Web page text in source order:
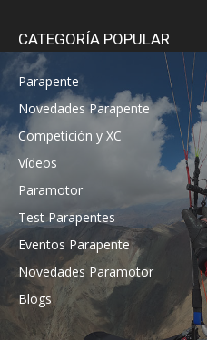
CATEGORÍA POPULAR
Parapente
Novedades Parapente
Competición y XC
Vídeos
Paramotor
Test Parapentes
Eventos Parapente
Novedades Paramotor
Blogs